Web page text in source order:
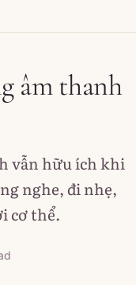
âm thanh
vẫn hữu ích khi
nghe, đi nhẹ,
cơ thể.